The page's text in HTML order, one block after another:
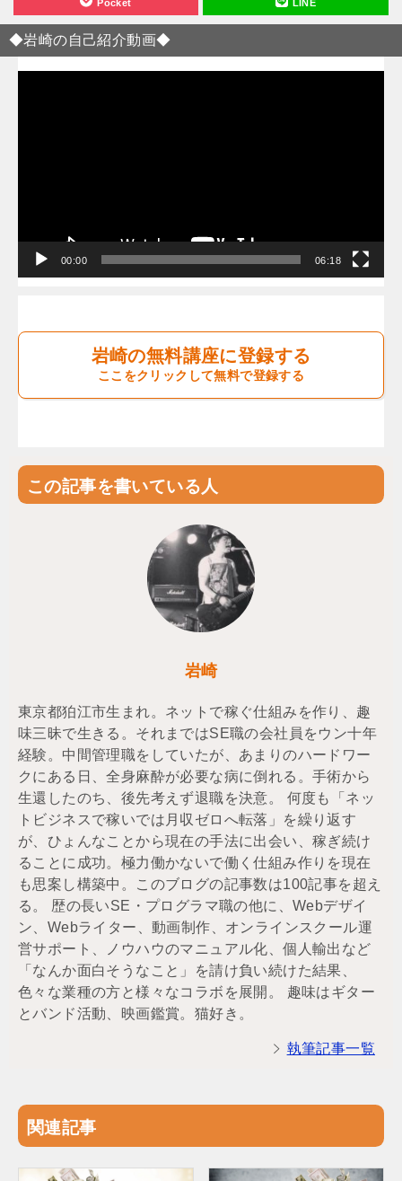
Pocket LINE
◆岩崎の自己紹介動画◆
00:00 06:18
岩崎の無料講座に登録する
ここをクリックして無料で登録する
この記事を書いている人
岩崎
東京都狛江市生まれ。ネットで稼ぐ仕組みを作り、趣
味三昧で生きる。それまではSE職の会社員をウン十年
経験。中間管理職をしていたが、あまりのハードワー
クにある日、全身麻酔が必要な病に倒れる。手術から
生還したのち、後先考えず退職を決意。 何度も「ネッ
トビジネスで稼いでは月収ゼロへ転落」を繰り返す
が、ひょんなことから現在の手法に出会い、稼ぎ続け
ることに成功。極力働かないで働く仕組み作りを現在
も思案し構築中。このブログの記事数は100記事を超え
る。 歴の長いSE・プログラマ職の他に、Webデザイ
ン、Webライター、動画制作、オンラインスクール運
営サポート、ノウハウのマニュアル化、個人輸出など
「なんか面白そうなこと」を請け負い続けた結果、
色々な業種の方と様々なコラボを展開。 趣味はギター
とバンド活動、映画鑑賞。猫好き。
執筆記事一覧
関連記事